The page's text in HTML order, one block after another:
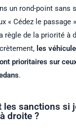
un rond-point sans
« Cédez le passage
règle de la priorité à
les
prioritaires sur
.
les sanctions si
droite ?